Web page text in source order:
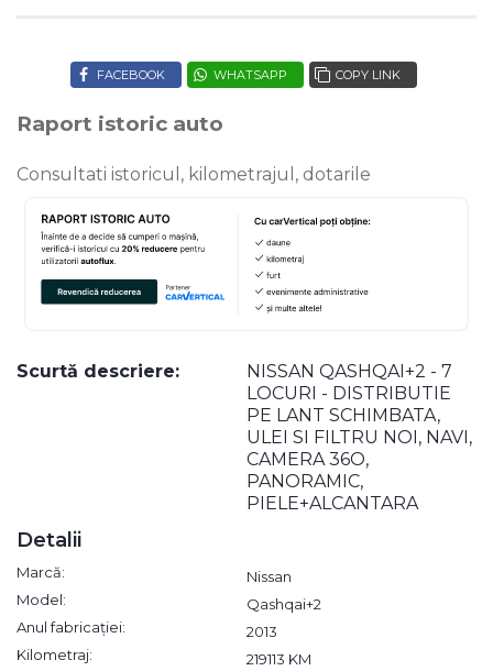
FACEBOOK WHATSAPP COPY LINK
Raport istoric auto
Consultati istoricul, kilometrajul, dotarile
Scurtă descriere:
NISSAN QASHQAI+2 - 7
LOCURI - DISTRIBUTIE
PE LANT SCHIMBATA,
ULEI SI FILTRU NOI, NAVI,
CAMERA 36O,
PANORAMIC,
PIELE+ALCANTARA
Detalii
Marcă:
Nissan
Model:
Qashqai+2
Anul fabricației:
2013
Kilometraj:
219113 KM